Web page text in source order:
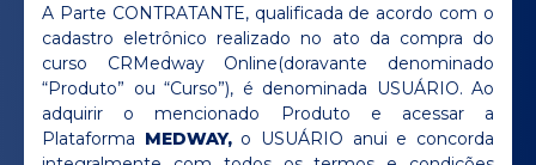
A Parte CONTRATANTE, qualificada de acordo com o
cadastro eletrônico realizado no ato da compra do
curso CRMedway Online(doravante denominado
“Produto” ou “Curso”), é denominada USUÁRIO. Ao
adquirir o mencionado Produto e acessar a
Plataforma MEDWAY, o USUÁRIO anui e concorda